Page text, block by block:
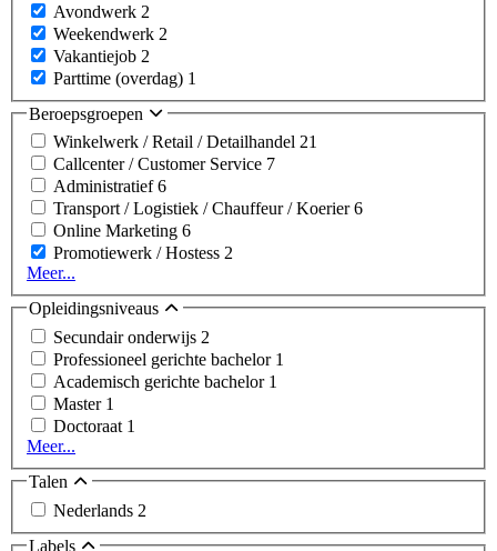
Avondwerk 2
Weekendwerk 2
Vakantiejob 2
Parttime (overdag) 1
Beroepsgroepen
Winkelwerk / Retail / Detailhandel 21
Callcenter / Customer Service 7
Administratief6
Transport / Logistiek / Chauffeur / Koerier6
Online Marketing 6
Promotiewerk / Hostess 2
Meer...
Opleidingsniveaus
Secundair onderwijs 2
Professioneel gerichte bachelor 1
Academisch gerichte bachelor 1
Master 1
Doctoraat 1
Meer...
Talen
Nederlands 2
Labels